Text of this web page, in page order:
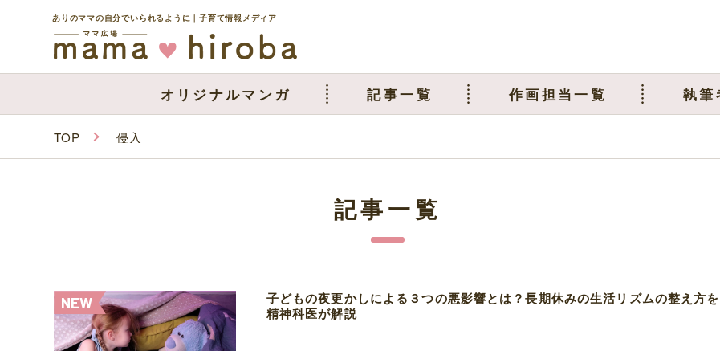
ありのママの自分でいられるように｜子育て情報メディア
オリジナルマンガ 記事一覧 作画担当一覧 執筆
TOP 侵入
記事一覧
子どもの夜更かしによる３つの悪影響とは？長期休みの生活リズムの整え方を
精神科医が解説